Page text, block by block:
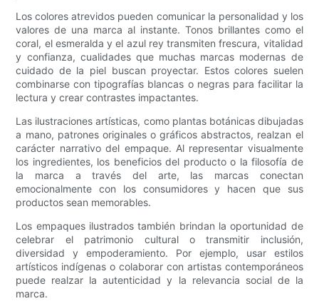
Los colores atrevidos pueden comunicar la personalidad y los
valores de una marca al instante. Tonos brillantes como el
coral, el esmeralda y el azul rey transmiten frescura, vitalidad
y confianza, cualidades que muchas marcas modernas de
cuidado de la piel buscan proyectar. Estos colores suelen
combinarse con tipografías blancas o negras para facilitar la
lectura y crear contrastes impactantes.
Las ilustraciones artísticas, como plantas botánicas dibujadas
a mano, patrones originales o gráficos abstractos, realzan el
carácter narrativo del empaque. Al representar visualmente
los ingredientes, los beneficios del producto o la filosofía de
la marca a través del arte, las marcas conectan
emocionalmente con los consumidores y hacen que sus
productos sean memorables.
Los empaques ilustrados también brindan la oportunidad de
celebrar el patrimonio cultural o transmitir inclusión,
diversidad y empoderamiento. Por ejemplo, usar estilos
artísticos indígenas o colaborar con artistas contemporáneos
puede realzar la autenticidad y la relevancia social de la
marca.